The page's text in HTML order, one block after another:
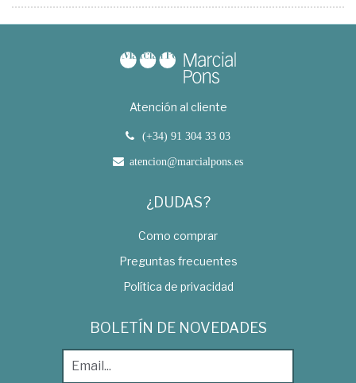
Atención al cliente
(+34) 91 304 33 03
atencion@marcialpons.es
¿DUDAS?
Como comprar
Preguntas frecuentes
Política de privacidad
BOLETÍN DE NOVEDADES